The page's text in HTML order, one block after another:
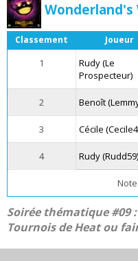
Wonderland's
Classement Joueur
1
Rudy (Le
Prospecteur)
2 Benoît
3 Cécile
4 Rudy (Rudd59)
Soirée thématique #09
Tournois de Heat ou